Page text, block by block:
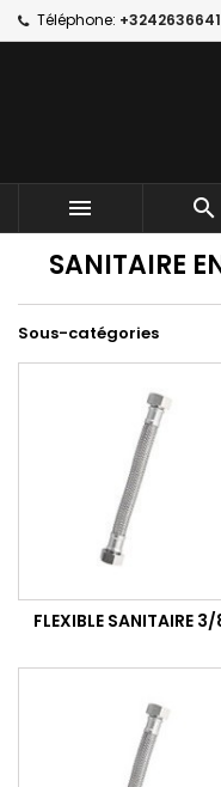
Téléphone: +3242636641
 
SANITAIRE
Sous-catégories
FLEXIBLE SANITAIRE 3/